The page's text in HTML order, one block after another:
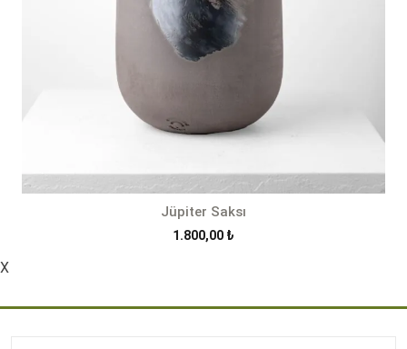
Jüpiter Saksı
1.800,00 ₺
X